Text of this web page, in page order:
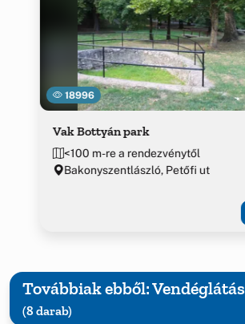
18996
Vak Bottyán park
<100 m-re a rendezvénytől
Bakonyszentlászló, Petőfi ut
Továbbiak ebből: Vendéglátás
(8 darab)